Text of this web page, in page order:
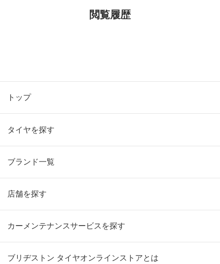
閲覧履歴
トップ
タイヤを探す
ブランド一覧
店舗を探す
カーメンテナンスサービスを探す
ブリヂストン タイヤオンラインストアとは